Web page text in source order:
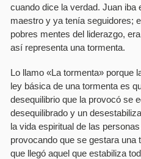
cuando dice la verdad. Juan iba
maestro y ya tení­a seguidores;
pobres mentes del liderazgo,
así­ representa una tormenta.
Lo llamo «La tormenta» porque
ley básica de una tormenta es
desequilibrio que la provocó se
desequilibrado y un
la vida espiritual de las
provocando que se gestara una
que llegó aquel que estabiliza